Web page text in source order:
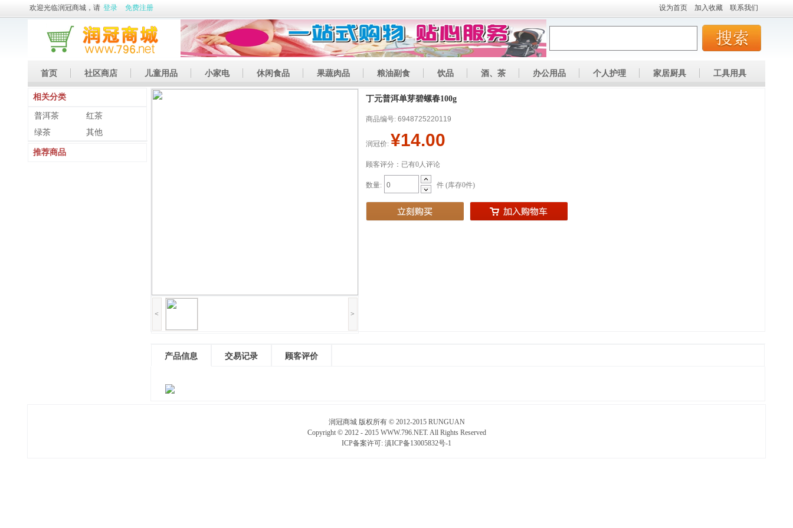
欢迎光临润冠商城，请 登录 免费注册 设为首页 加入收藏 联系我们
首页 社区商店 儿童用品 小家电 休闲食品 果蔬肉品 粮油副食 饮品 酒、茶 办公用品 个人护理 家居厨具 工具用具
休闲娱乐 土特产
相关分类
普洱茶
红茶
绿茶
其他
推荐商品
< >
丁元普洱单芽碧螺春100g
商品编号: 6948725220119
润冠价: ¥14.00
顾客评分：已有0人评论
数量: 件 (库存0件)
产品信息 交易记录 顾客评价
润冠商城 版权所有 © 2012-2015 RUNGUAN
Copyright © 2012 - 2015 WWW.796.NET. All Rights Reserved
ICP备案许可: 滇ICP备13005832号-1